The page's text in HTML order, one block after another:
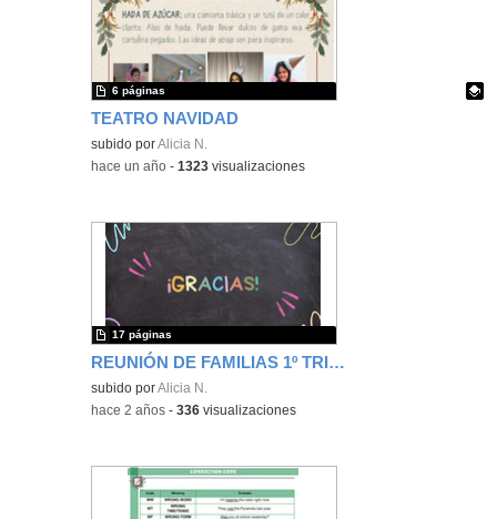
TEATRO NAVIDAD
Contenido educativo.
subido porAlicia N.
6 páginas
-hace un año -1323 visualizaciones
REUNIÓN DE FAMILIAS 1º TRIMESTRE
subido porAlicia N.
17 páginas
-hace 2 años -336 visualizaciones